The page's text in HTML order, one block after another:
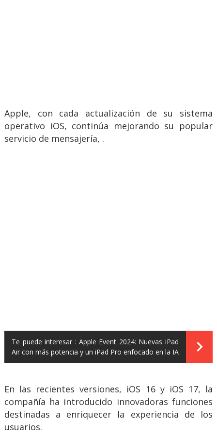
Apple, con cada actualización de su sistema
operativo iOS, continúa mejorando su popular
servicio de mensajería, .
Te puede interesar : Apple Event 2024: Nuevas iPad
Air con más potencia y un iPad Pro enfocado en la IA
En las recientes versiones, iOS 16 y iOS 17, la
compañía ha introducido innovadoras funciones
destinadas a enriquecer la experiencia de los
usuarios.